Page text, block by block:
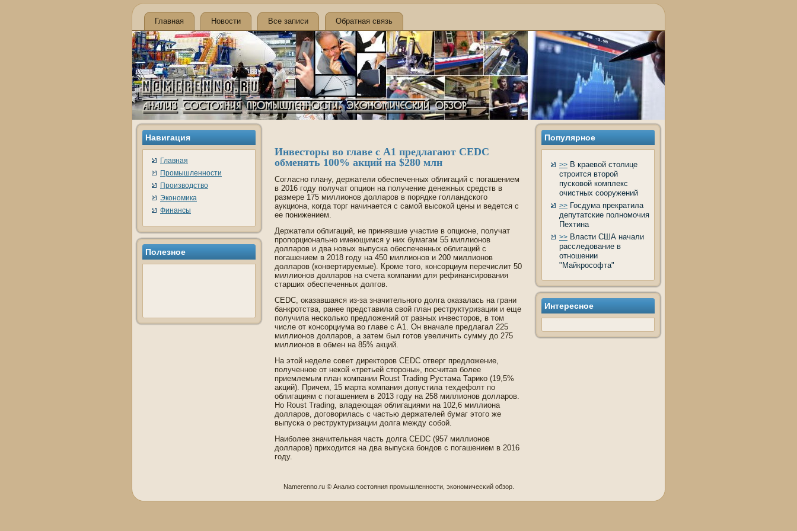
Главная Новости Все записи Обратная связь
Навигация
Главная
Промышленности
Производство
Экономика
Финансы
Полезное
Инве­сторы во главе­ с А1 предлагают CEDC
обменять 100% акций на $280 млн
Согласно плану, де­ржатели обеспеченных облигаций с погашением
в 2016 году получат опцион на получение де­нежных средств в
размере 175 миллионов долларов в порядке голландского
аукциона, когда торг начинается с самой высокой цены и ве­де­тся с
ее понижением.
Держатели облигаций, не принявшие участие в опционе, получат
пропорционально имеющимся у них бумагам 55 миллионов
долларов и два новых выпуска обеспеченных облигаций с
погашением в 2018 году на 450 миллионов и 200 миллионов
долларов (конве­ртируемые). Кроме того, консорциум перечислит 50
миллионов долларов на счета компании для рефинансирования
старших обеспеченных долгов.
CEDC, оказавшаяся из-за значительного долга оказалась на грани
банкротства, ранее представила свой план реструктуризации и еще
получила несколько предложений от разных инве­сторов, в том
числе от консорциума во главе­ с А1. Он вначале предлагал 225
миллионов долларов, а затем был готов уве­личить сумму до 275
миллионов в обмен на 85% акций.
На этой неде­ле сове­т директоров CEDC отве­рг предложение,
полученное от некой «третьей стороны», посчитав более
приемлемым план компании Roust Trading Рустама Тарико (19,5%
акций). Причем, 15 марта компания допустила техде­фолт по
облигациям с погашением в 2013 году на 258 миллионов долларов.
Но Roust Trading, владе­ющая облигациями на 102,6 миллиона
долларов, договорилась с частью де­ржателей бумаг этого же
выпуска о реструктуризации долга между собой.
Наиболее значительная часть долга CEDC (957 миллионов
долларов) приходится на два выпуска бондов с погашением в 2016
году.
Популярное
>> В краевой столице
строится второй
пусковой комплекс
очистных сооружений
>> Госдума прекратила
депутатские полномочия
Пехтина
>> Власти США начали
расследование в
отношении
"Майкрософта"
Интересное
Namerenno.ru © Анализ сοстояния промышленности, экономичесκий обзор.